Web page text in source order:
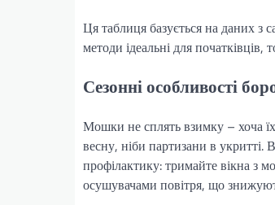
Ця таблиця базується на даних з
методи ідеальні для початківців,
Сезонні особливості
Мошки не сплять взимку – хоча
весну, ніби партизани в укритті.
профілактику: тримайте вікна з
осушувачами повітря, що